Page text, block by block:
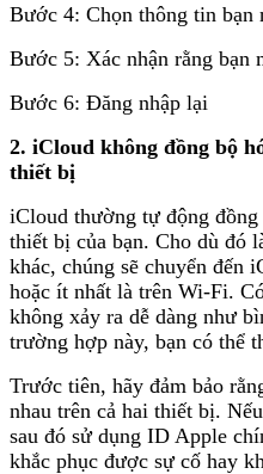
Bước 4: Chọn thông tin bạn
Bước 5: Xác nhận rằng bạn
Bước 6: Đăng nhập lại
2. iCloud không đồng bộ
thiết bị
iCloud thường tự động
thiết bị của bạn. Cho dù đó
khác, chúng sẽ chuyển đến
hoặc ít nhất là trên Wi-Fi.
không xảy ra dễ dàng như
trường hợp này, bạn có thể
Trước tiên, hãy đảm bảo
nhau trên cả hai thiết bị.
sau đó sử dụng ID Apple
khắc phục được sự cố hay